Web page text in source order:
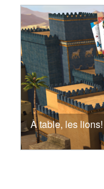
À table, les lions!